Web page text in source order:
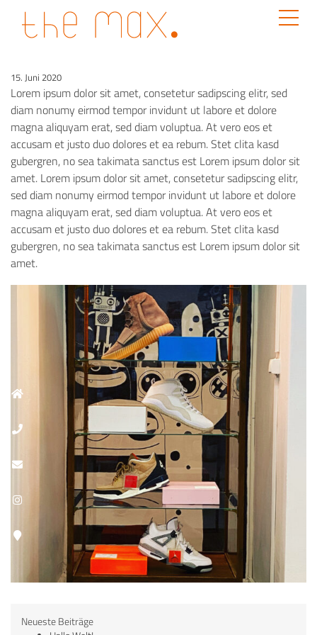
15. Juni 2020
Lorem ipsum dolor sit amet, consetetur sadipscing elitr, sed
diam nonumy eirmod tempor invidunt ut labore et dolore
magna aliquyam erat, sed diam voluptua. At vero eos et
accusam et justo duo dolores et ea rebum. Stet clita kasd
gubergren, no sea takimata sanctus est Lorem ipsum dolor sit
amet. Lorem ipsum dolor sit amet, consetetur sadipscing elitr,
sed diam nonumy eirmod tempor invidunt ut labore et dolore
magna aliquyam erat, sed diam voluptua. At vero eos et
accusam et justo duo dolores et ea rebum. Stet clita kasd
gubergren, no sea takimata sanctus est Lorem ipsum dolor sit
amet.
Neueste Beiträge